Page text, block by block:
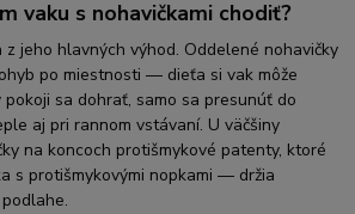
vaku s nohavičkami chodiť?
jeho hlavných výhod. Oddelené nohavičky
po miestnosti — dieťa si vak môže
sa dohrať, samo sa presunúť do
aj pri rannom vstávaní. U väčšiny
na koncoch protišmykové patenty, ktoré
s protišmykovými nopkami — držia